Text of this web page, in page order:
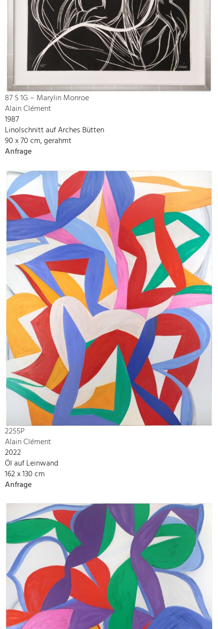
87 S 1G – Marylin Monroe
Alain Clément
1987
Linolschnitt auf Arches Bütten
90 x 70 cm, gerahmt
Anfrage
22S5P
Alain Clément
2022
Öl auf Leinwand
162 x 130 cm
Anfrage